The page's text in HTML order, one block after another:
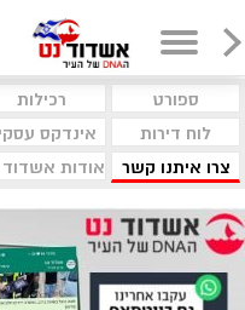
ספורט רכילות
לוח דירות
אינדקס
צרו איתנו קשר
אודות